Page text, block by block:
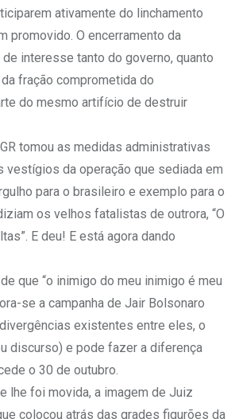
ativamente do linchamento
promovido. O encerramento da
interesse tanto do governo, quanto
fração comprometida do
do mesmo artifício de destruir
tomou as medidas administrativas
vestígios da operação que sediada em
para o brasileiro e exemplo para o
os velhos fatalistas de outrora, “O
E deu! E está agora dando
que “o inimigo do meu inimigo é meu
se a campanha de Jair Bolsonaro
existentes entre eles, o
discurso) e pode fazer a diferença
o 30 de outubro.
lhe foi movida, a imagem de Juiz
colocou atrás das grades figurões da